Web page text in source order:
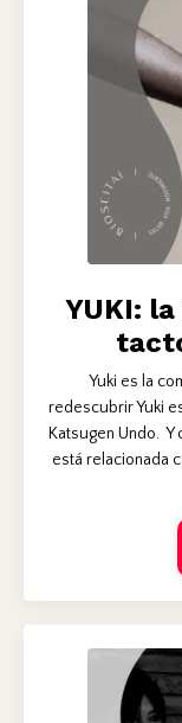
YUKI:
Yuki es la
redescubrir Yuki
Katsugen Undo. Y
está relacionada